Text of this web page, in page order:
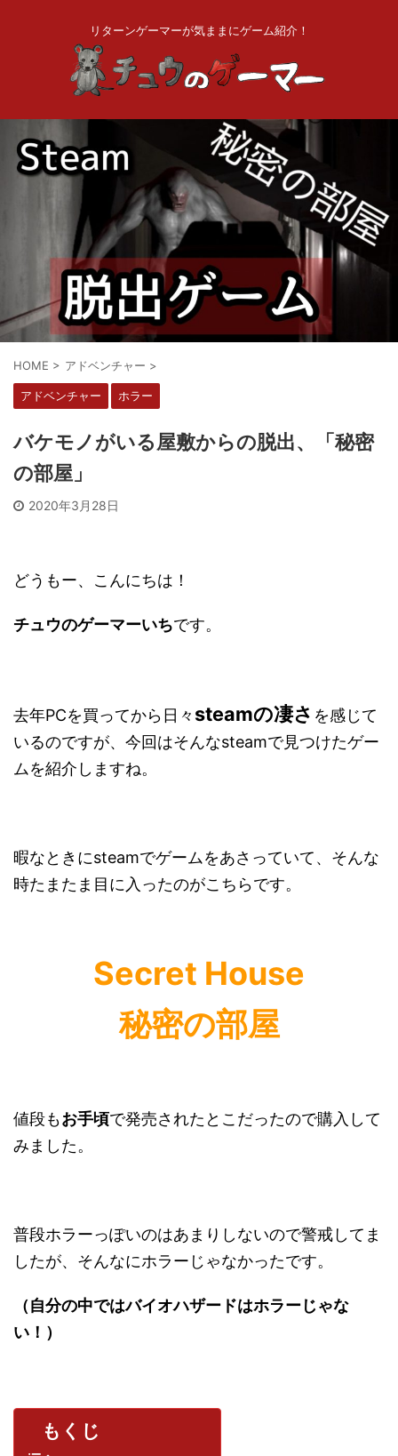
リターンゲーマーが気ままにゲーム紹介！
HOME > アドベンチャー >
アドベンチャー ホラー
バケモノがいる屋敷からの脱出、「秘密
の部屋」
2020年3月28日
どうもー、こんにちは！
チュウのゲーマーいちです。
去年PCを買ってから日々 steamの凄さ を感じて
いるのですが、今回はそんなsteamで見つけたゲー
ムを紹介しますね。
暇なときにsteamでゲームをあさっていて、そんな
時たまたま目に入ったのがこちらです。
Secret House
秘密の部屋
値段もお手頃で発売されたとこだったので購入して
みました。
普段ホラーっぽいのはあまりしないので警戒してま
したが、そんなにホラーじゃなかったです。
（自分の中ではバイオハザードはホラーじゃな
い！）
もくじ